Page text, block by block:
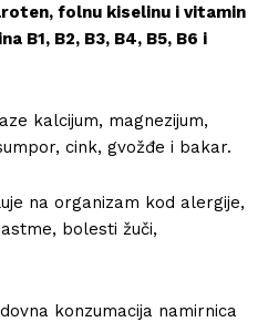
folnu kiselinu i vitamin
B1, B2, B3, B4, B5, B6 i
kalcijum, magnezijum,
cink, gvožđe i bakar.
na organizam kod alergije,
bolesti žuči,
konzumacija namirnica